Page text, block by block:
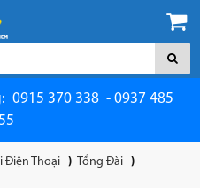
0915 370 338 - 0937 485
Điện Thoại
Tổng Đài